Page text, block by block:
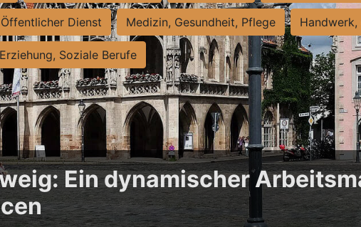
Öffentlicher Dienst Medizin, Gesundheit, Pflege
Soziale Berufe
Ein dynamischer